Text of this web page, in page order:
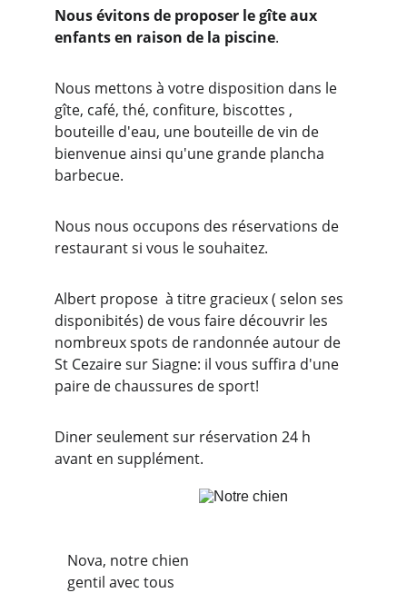
Nous évitons de proposer le gîte aux
enfants en raison de la piscine.
Nous mettons à votre disposition dans le
gîte, café, thé, confiture, biscottes ,
bouteille d'eau, une bouteille de vin de
bienvenue ainsi qu'une grande plancha
barbecue.
Nous nous occupons des réservations de
restaurant si vous le souhaitez.
Albert propose  à titre gracieux ( selon ses
disponibités) de vous faire découvrir les
nombreux spots de randonnée autour de
St Cezaire sur Siagne: il vous suffira d'une
paire de chaussures de sport!
Diner seulement sur réservation 24 h
avant en supplément.
Nova, notre chien
gentil avec tous